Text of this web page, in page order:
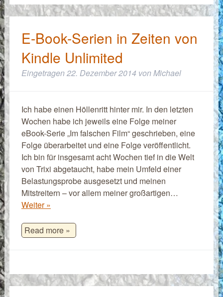
E-Book-Serien in Zeiten von
Kindle Unlimited
Eingetragen22. Dezember 2014 vonMichael
Ich habe einen Höllenritt hinter mir. In den letzten
Wochen habe ich jeweils eine Folge meiner
eBook-Serie „Im falschen Film“ geschrieben, eine
Folge überarbeitet und eine Folge veröffentlicht.
Ich bin für insgesamt acht Wochen tief in die Welt
von Trixi abgetaucht, habe mein Umfeld einer
Belastungsprobe ausgesetzt und meinen
Mitstreitern – vor allem meiner großartigen…
Weiter »
Read more »